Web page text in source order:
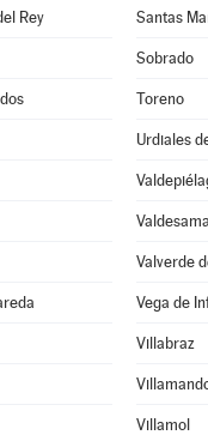
Rey Santas
Sobrado
Toreno
Urdiales
Valverde
Vega de
Villabraz
Villamol